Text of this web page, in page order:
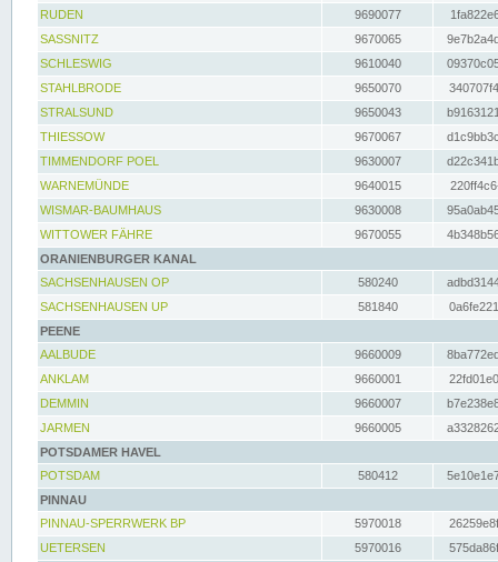
RUDEN
9690077
SASSNITZ
9670065
SCHLESWIG
9610040
STAHLBRODE
9650070
STRALSUND
9650043
THIESSOW
9670067
TIMMENDORF POEL
9630007
WARNEMÜNDE
9640015
WISMAR-BAUMHAUS
9630008
WITTOWER FÄHRE
9670055
ORANIENBURGER KANAL
SACHSENHAUSEN OP
580240
SACHSENHAUSEN UP
581840
PEENE
AALBUDE
9660009
ANKLAM
9660001
DEMMIN
9660007
JARMEN
9660005
POTSDAMER HAVEL
POTSDAM
580412
PINNAU
PINNAU-SPERRWERK BP
5970018
UETERSEN
5970016